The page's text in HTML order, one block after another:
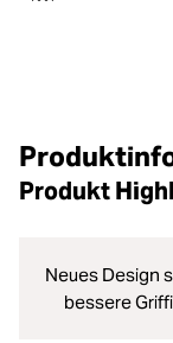
Produkt
Neues Design
bessere